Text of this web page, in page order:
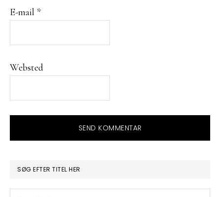
E-mail *
Websted
PRIMÆR
SIDEBAR
SØG EFTER TITEL HER